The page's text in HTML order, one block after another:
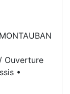
Ouverture
•